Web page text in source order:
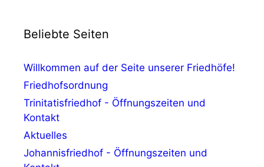
Beliebte Seiten
Willkommen auf der Seite unserer Friedhöfe!
Friedhofsordnung
Trinitatisfriedhof - Öffnungszeiten und
Kontakt
Aktuelles
Johannisfriedhof - Öffnungszeiten und